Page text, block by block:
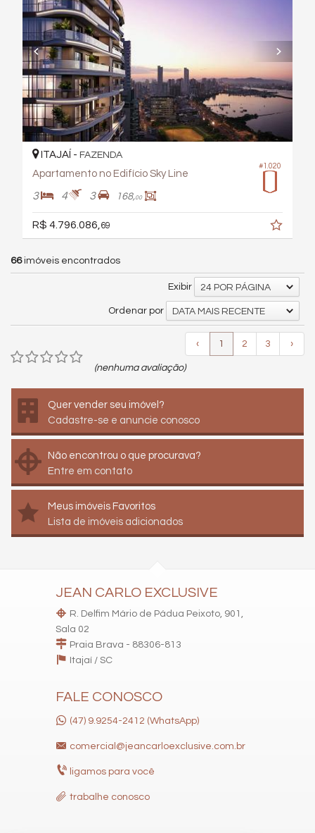
#1.020
ITAJAÍ - FAZENDA
Apartamento no Edifício Sky Line
3 4 3 168,00
R$ 4.796.086, 69
66imóveis encontrados
Exibir 24 POR PÁGINA
Ordenar por DATA MAIS RECENTE
‹ 1 2 3 ›
(nenhuma avaliação)
Quer vender seu imóvel?
Cadastre-se e anuncie conosco
Não encontrou o que procurava?
Entre em contato
Meus imóveis Favoritos
Lista de imóveis adicionados
JEAN CARLO EXCLUSIVE
R. Delfim Mário de Pádua Peixoto, 901,
Sala 02
Praia Brava - 88306-813
Itajaí / SC
FALE CONOSCO
(47) 9.9254-2412 (WhatsApp)
comercial@jeancarloexclusive.com.br
ligamos para você
trabalhe conosco